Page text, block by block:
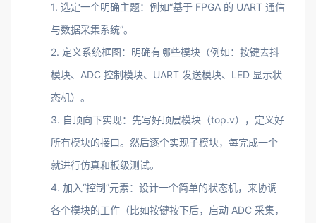
1. 选定一个明确主题：例如“基于 FPGA 的 UART 通信
与数据采集系统”。
2. 定义系统框图：明确有哪些模块（例如：按键去抖
模块、ADC 控制模块、UART 发送模块、LED 显示状
态机）。
3. 自顶向下实现：先写好顶层模块（top.v），定义好
所有模块的接口。然后逐个实现子模块，每完成一个
就进行仿真和板级测试。
4. 加入“控制”元素：设计一个简单的状态机，来协调
各个模块的工作（比如按键按下后，启动 ADC 采集，